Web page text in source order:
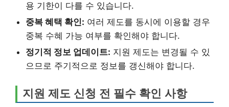
용 기한이 다를 수 있습니다.
중복 혜택 확인: 여러 제도를 동시에 이용할 경우
중복 수혜 가능 여부를 확인해야 합니다.
정기적 정보 업데이트: 지원 제도는 변경될 수 있
으므로 주기적으로 정보를 갱신해야 합니다.
지원 제도 신청 전 필수 확인 사항